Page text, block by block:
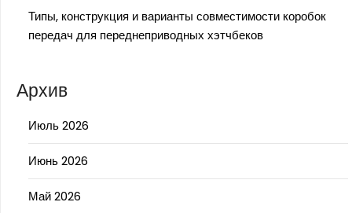
Типы, конструкция и варианты совместимости коробок
передач для переднеприводных хэтчбеков
Архив
Июль 2026
Июнь 2026
Май 2026